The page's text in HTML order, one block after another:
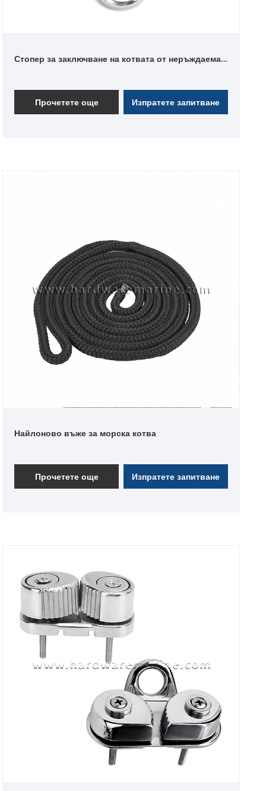
Стопер за заключване на котвата от неръждаема
Прочетете още Изпратете запитване
Найлоново въже за морска котва
Прочетете още Изпратете запитване